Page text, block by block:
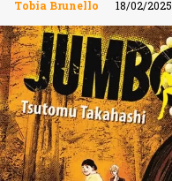
Tobia Brunello 18/02/2025